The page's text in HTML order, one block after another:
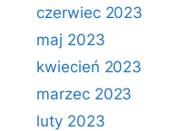
czerwiec 2023
maj 2023
kwiecień 2023
marzec 2023
luty 2023